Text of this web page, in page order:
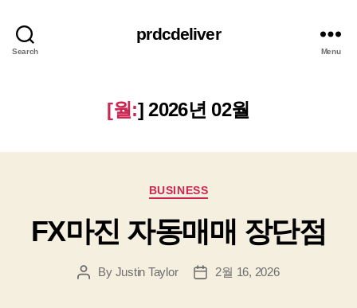
Search
prdcdeliver
Menu
[월:]2026년 02월
Categories
BUSINESS
FX마진 자동매매 장단점
PostBy Justin Taylor
Post2월 16, 2026